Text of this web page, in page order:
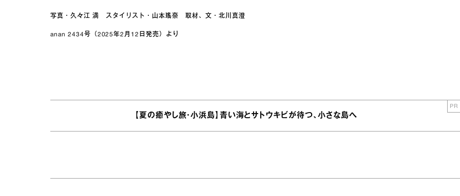
写真・久々江 満 スタイリスト・山本瑤奈 取材、文・北川真澄
anan 2434号（2025年2月12日発売）より
【夏の癒やし旅・小浜島】青い海とサトウキビが待つ、小さな島へ
PR